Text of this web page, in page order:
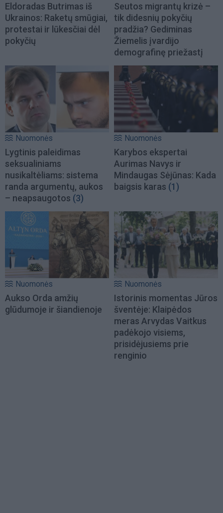
Eldoradas Butrimas iš
Ukrainos: Raketų smūgiai,
protestai ir lūkesčiai dėl
pokyčių
Seutos migrantų krizė –
tik didesnių pokyčių
pradžia? Gediminas
Žiemelis įvardijo
demografinę priežastį
Nuomonės
Lygtinis paleidimas
seksualiniams
nusikaltėliams: sistema
randa argumentų, aukos
– neapsaugotos (3)
Nuomonės
Karybos ekspertai
Aurimas Navys ir
Mindaugas Sėjūnas: Kada
baigsis karas (1)
Nuomonės
Aukso Orda amžių
glūdumoje ir šiandienoje
Nuomonės
Istorinis momentas Jūros
šventėje: Klaipėdos
meras Arvydas Vaitkus
padėkojo visiems,
prisidėjusiems prie
renginio